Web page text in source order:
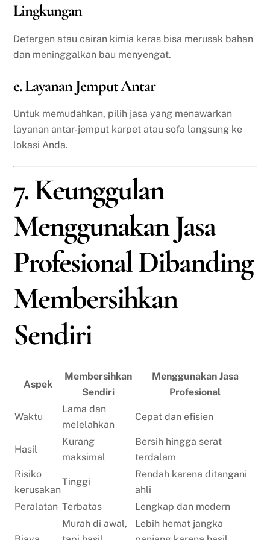
Lingkungan
Detergen atau cairan kimia keras bisa merusak bahan
dan meninggalkan bau menyengat.
e. Layanan Jemput Antar
Untuk memudahkan, pilih jasa yang menawarkan
layanan antar-jemput karpet atau sofa langsung ke
lokasi Anda.
7. Keunggulan
Menggunakan Jasa
Profesional Dibanding
Membersihkan
Sendiri
Aspek
Membersihkan
Sendiri
Menggunakan Jasa
Profesional
Waktu
Lama dan
melelahkan
Cepat dan efisien
Hasil
Kurang
maksimal
Bersih hingga serat
terdalam
Risiko
kerusakan
Tinggi
Rendah karena ditangani
ahli
Peralatan Terbatas Lengkap dan modern
Murah di awal,
Lebih hemat jangka